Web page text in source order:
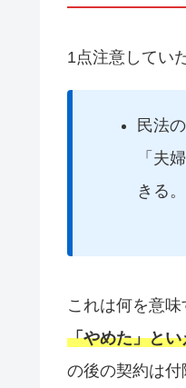
1点注意してい
民法
「夫
きる
これは何を意
「やめた」と
の後の契約は付